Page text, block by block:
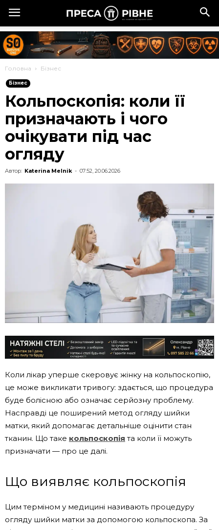
Головна Бізнес
Бізнес
Кольпоскопія: коли її
призначають і чого
очікувати під час
огляду
Автор: Katerina Melnik - 07:52, 20.06.2026
Коли лікар уперше скеровує жінку на кольпоскопію,
це може викликати тривогу: здається, що процедура
буде болісною або означає серйозну проблему.
Насправді це поширений метод огляду шийки
матки, який допомагає детальніше оцінити стан
тканин. Що таке кольпоскопія та коли її можуть
призначати — про це далі.
Що виявляє кольпоскопія
Цим терміном у медицині називають процедуру
огляду шийки матки за допомогою кольпоскопа. За